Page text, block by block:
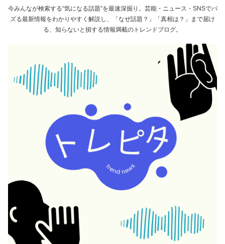
今みんなが検索する“気になる話題”を最速深掘り。芸能・ニュース・SNSでバ
ズる最新情報をわかりやすく解説し、「なぜ話題？」「真相は？」まで届け
る、知らないと損する情報満載のトレンドブログ。